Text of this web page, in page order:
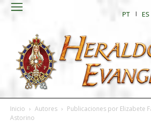
PT ES
Inicio Autores
Publicaciones por Elizabete
Astorino